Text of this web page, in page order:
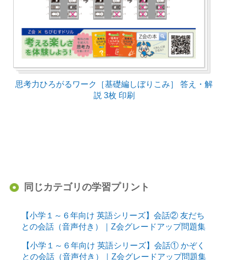
思考力ひろがるワーク［基礎編しぼりこみ］ 答え・解
説 3枚 印刷
同じカテゴリの学習プリント
【小学１～６年向け 英語シリーズ】会話② 友だち
との会話（音声付き）｜Z会グレードアップ問題集
【小学１～６年向け 英語シリーズ】会話① かぞく
との会話（音声付き）｜Z会グレードアップ問題集